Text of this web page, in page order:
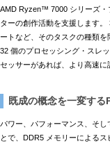
AMD Ryzen™ 7000 シリーズ・
ターの創作活動を支援します
ートなど、そのタスクの種類
32 個のプロセッシング・スレ
セッサーがあれば、より高速に
既成の概念を一変する
パワー、パフォーマンス、そ
とで、DDR5 メモリーによる